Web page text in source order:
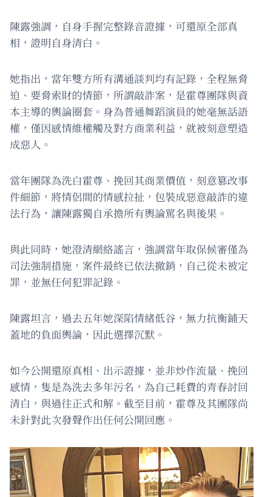
陳露強調，自身手握完整錄音證據，可還原全部真
相，證明自身清白。
她指出，當年雙方所有溝通談判均有記錄，全程無脅
迫、要脅索財的情節，所謂敲詐案，是霍尊團隊與資
本主導的輿論圈套。身為普通舞蹈演員的她毫無話語
權，僅因感情維權觸及對方商業利益，就被刻意塑造
成惡人。
當年團隊為洗白霍尊、挽回其商業價值，刻意篡改事
件細節，將情侶間的情感拉扯，包裝成惡意敲詐的違
法行為，讓陳露獨自承擔所有輿論罵名與後果。
與此同時，她澄清網絡謠言，強調當年取保候審僅為
司法強制措施，案件最終已依法撤銷，自己從未被定
罪，並無任何犯罪記錄。
陳露坦言，過去五年她深陷情緒低谷，無力抗衡鋪天
蓋地的負面輿論，因此選擇沉默。
如今公開還原真相、出示證據，並非炒作流量、挽回
感情，隻是為洗去多年污名，為自己耗費的青春討回
清白，與過往正式和解。截至目前，霍尊及其團隊尚
未針對此次發聲作出任何公開回應。